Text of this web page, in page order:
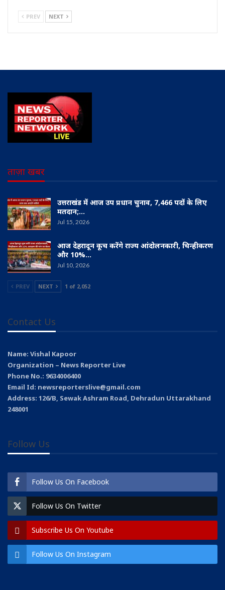
PREV NEXT
ताज़ा खबर
उत्तराखंड में आज उप प्रधान चुनाव, 7,466 पदों के लिए
मतदान;…
Jul 15, 2026
आज देहरादून कूच करेंगे राज्य आंदोलनकारी, चिन्हीकरण
और 10%…
Jul 10, 2026
PREV NEXT 1 of 2,052
Contact Us
Name: Vishal Kapoor
Organization – News Reporter Live
Phone No.: 9634006400
Email Id: newsreporterslive@gmail.com
Address: 126/B, Sewak Ashram Road, Dehradun Uttarakhand
248001
Follow Us
Follow Us On Facebook
Follow Us On Twitter
Subscribe Us On Youtube
Follow Us On Instagram